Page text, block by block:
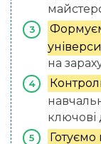
на
ключові
Готуємо